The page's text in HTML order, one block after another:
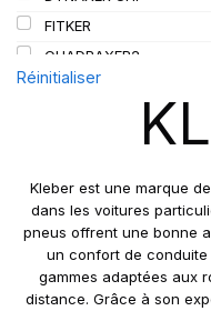
144/141
FITKER
QUADRAXER2
SUP 8L
XL DYNAXER UHP
Réinitialiser
Kleber est une marque
dans les voitures
pneus offrent une bonne
un confort de conduite
gammes adaptées aux
distance. Grâce à son